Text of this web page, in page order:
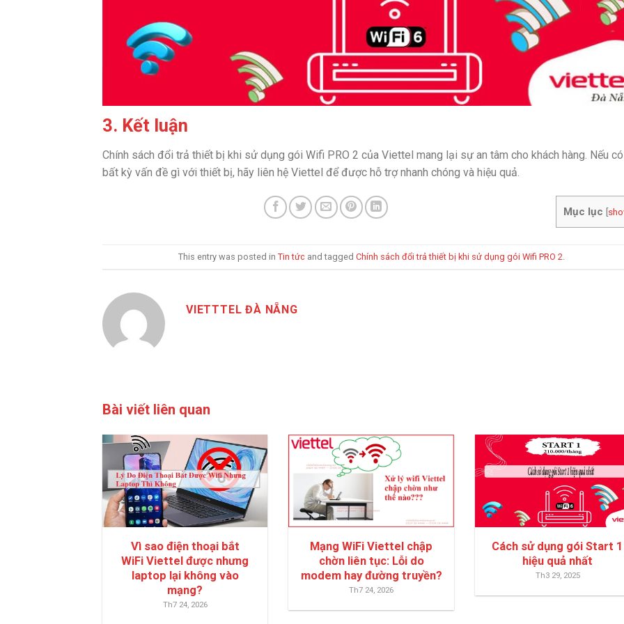
3. Kết luận
Chính sách đổi trả thiết bị khi sử dụng gói Wifi PRO 2 của Viettel mang lại sự an tâm cho khách hàng. Nếu có
bất kỳ vấn đề gì với thiết bị, hãy liên hệ Viettel để được hỗ trợ nhanh chóng và hiệu quả.
Mục lục [
This entry was posted in Tin tứcand tagged Chính sách đổi trả thiết bị khi sử dụng gói Wifi PRO 2
VIETTTEL ĐÀ NẴNG
Bài viết liên quan
Vì sao điện thoại bắt
WiFi Viettel được nhưng
laptop lại không vào
mạng?
Th7 24, 2026
Mạng WiFi Viettel chập
chờn liên tục: Lỗi do
modem hay đường truyền?
Th7 24, 2026
Cách sử dụng gói Start 1
hiệu quả nhất
Th3 29, 2025